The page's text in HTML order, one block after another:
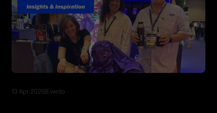
13 Apr 2026|Evento